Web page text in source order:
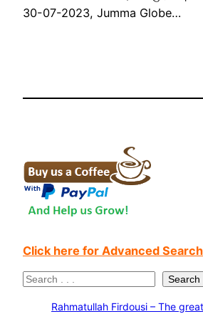
30-07-2023, Jumma Globe…
Click here for Advanced Search
S
Search
Rahmatullah Firdousi – The